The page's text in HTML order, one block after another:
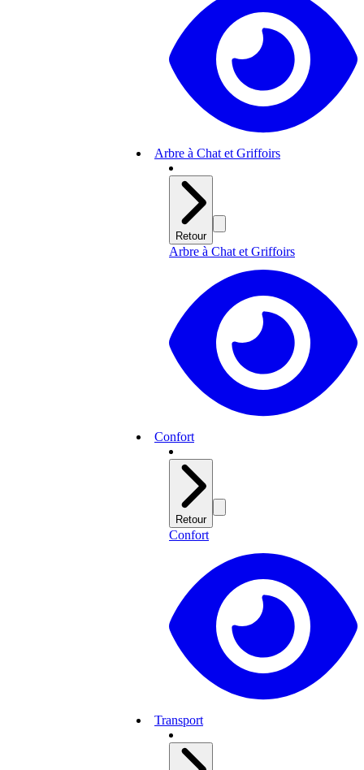
Arbre à Chat et Griffoirs
Retour
Arbre à Chat et Griffoirs
Confort
Retour
Confort
Transport